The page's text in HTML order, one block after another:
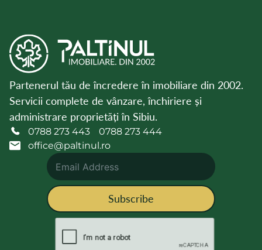
Partenerul tău de încredere în imobiliare din 2002.
Servicii complete de vânzare, închiriere și
administrare proprietăți în Sibiu.
0788 273 443
0788 273 444
office@paltinul.ro
Subscribe